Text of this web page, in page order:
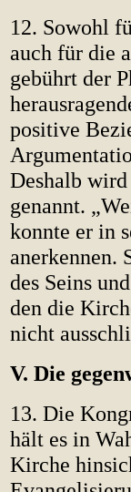
12. Sowohl
auch für die
gebührt der
positive
Deshalb
genannt.
konnte er in
anerkennen.
des Seins
den die
nicht
V. Die
13. Die
hält es in
Kirche